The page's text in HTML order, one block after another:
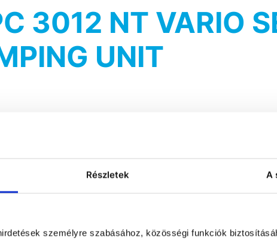
Részletek A
személyre szabásához, közösségi funkciók
3012 NT VARIO
UNIT